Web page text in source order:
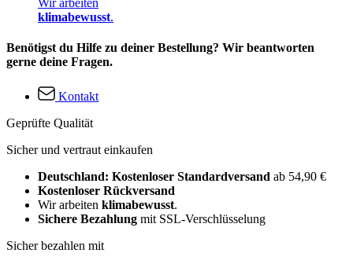
Wir arbeiten
klimabewusst.
Benötigst du Hilfe zu deiner Bestellung? Wir beantworten
gerne deine Fragen.
Kontakt
Geprüfte Qualität
Sicher und vertraut einkaufen
Deutschland: Kostenloser Standardversand ab 54,90 €
Kostenloser Rückversand
Wir arbeiten klimabewusst.
Sichere Bezahlung mit SSL-Verschlüsselung
Sicher bezahlen mit